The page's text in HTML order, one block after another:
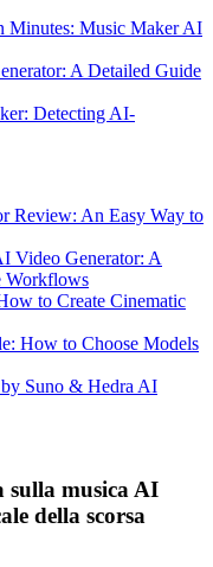
Minutes: Music Maker AI
A Detailed Guide
Detecting AI-
Review: An Easy Way to
Video Generator: A
Workflows
to Create Cinematic
How to Choose Models
Suno & Hedra AI
sulla musica AI
della scorsa